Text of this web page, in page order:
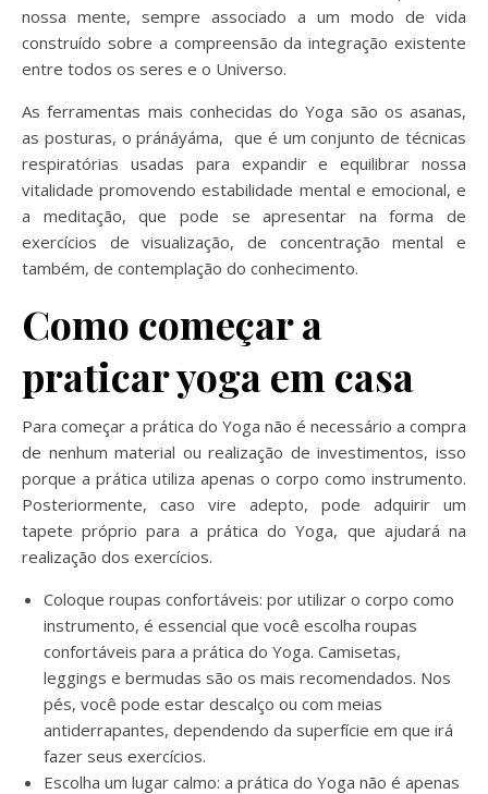
nossa mente, sempre associado a um modo de vida
construído sobre a compreensão da integração existente
entre todos os seres e o Universo.
As ferramentas mais conhecidas do Yoga são os asanas,
as posturas, o pránáyáma, que é um conjunto de técnicas
respiratórias usadas para expandir e equilibrar nossa
vitalidade promovendo estabilidade mental e emocional, e
a meditação, que pode se apresentar na forma de
exercícios de visualização, de concentração mental e
também, de contemplação do conhecimento.
Como começar a
praticar yoga em casa
Para começar a prática do Yoga não é necessário a compra
de nenhum material ou realização de investimentos, isso
porque a prática utiliza apenas o corpo como instrumento.
Posteriormente, caso vire adepto, pode adquirir um
tapete próprio para a prática do Yoga, que ajudará na
realização dos exercícios.
Coloque roupas confortáveis: por utilizar o corpo como
instrumento, é essencial que você escolha roupas
confortáveis para a prática do Yoga. Camisetas,
leggings e bermudas são os mais recomendados. Nos
pés, você pode estar descalço ou com meias
antiderrapantes, dependendo da superfície em que irá
fazer seus exercícios.
Escolha um lugar calmo: a prática do Yoga não é apenas